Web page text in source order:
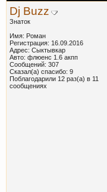
Dj Buzz
Знаток
Имя: Роман
Регистрация: 16.09.2016
Адрес: Сыктывкар
Авто: флюенс 1.6 акпп
Сообщений: 307
Сказал(а) спасибо: 9
Поблагодарили 12 раз(а) в 11
сообщениях